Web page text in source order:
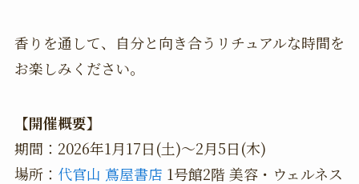
香りを通して、自分と向き合うリチュアルな時間を
お楽しみください。
【開催概要】
期間：2026年1月17日(土)〜2月5日(木)
場所： 代官山 蔦屋書店 1号館2階 美容・ウェルネス